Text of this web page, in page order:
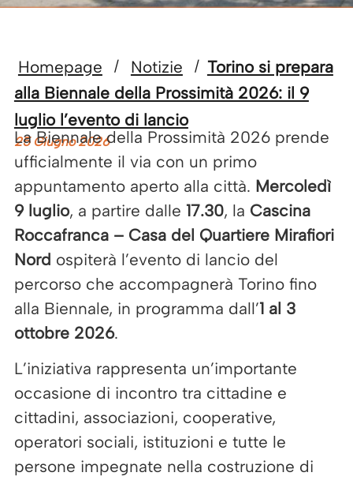
Homepage / Notizie / Torino si prepara
alla Biennale della Prossimità 2026: il 9
luglio l’evento di lancio
25 Giugno 2026
La Biennale della Prossimità 2026 prende
ufficialmente il via con un primo
appuntamento aperto alla città. Mercoledì
9 luglio, a partire dalle 17.30, la Cascina
Roccafranca – Casa del Quartiere Mirafiori
Nord ospiterà l’evento di lancio del
percorso che accompagnerà Torino fino
alla Biennale, in programma dall’1 al 3
ottobre 2026.
L’iniziativa rappresenta un’importante
occasione di incontro tra cittadine e
cittadini, associazioni, cooperative,
operatori sociali, istituzioni e tutte le
persone impegnate nella costruzione di